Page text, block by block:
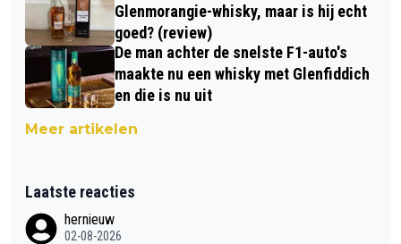
Glenmorangie-whisky, maar is hij echt
goed? (review)
De man achter de snelste F1-auto's
maakte nu een whisky met Glenfiddich
en die is nu uit
Meer artikelen
Laatste reacties
hernieuw
02-08-2026